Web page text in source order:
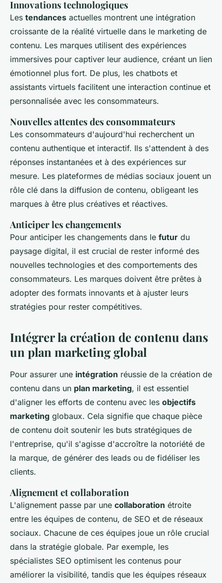
Innovations technologiques
Les tendances actuelles montrent une intégration
croissante de la réalité virtuelle dans le marketing de
contenu. Les marques utilisent des expériences
immersives pour captiver leur audience, créant un lien
émotionnel plus fort. De plus, les chatbots et
assistants virtuels facilitent une interaction continue et
personnalisée avec les consommateurs.
Nouvelles attentes des consommateurs
Les consommateurs d'aujourd'hui recherchent un
contenu authentique et interactif. Ils s'attendent à des
réponses instantanées et à des expériences sur
mesure. Les plateformes de médias sociaux jouent un
rôle clé dans la diffusion de contenu, obligeant les
marques à être plus créatives et réactives.
Anticiper les changements
Pour anticiper les changements dans le futur du
paysage digital, il est crucial de rester informé des
nouvelles technologies et des comportements des
consommateurs. Les marques doivent être prêtes à
adopter des formats innovants et à ajuster leurs
stratégies pour rester compétitives.
Intégrer la création de contenu dans
un plan marketing global
Pour assurer une intégration réussie de la création de
contenu dans un plan marketing, il est essentiel
d'aligner les efforts de contenu avec les objectifs
marketing globaux. Cela signifie que chaque pièce
de contenu doit soutenir les buts stratégiques de
l'entreprise, qu'il s'agisse d'accroître la notoriété de
la marque, de générer des leads ou de fidéliser les
clients.
Alignement et collaboration
L'alignement passe par une collaboration étroite
entre les équipes de contenu, de SEO et de réseaux
sociaux. Chacune de ces équipes joue un rôle crucial
dans la stratégie globale. Par exemple, les
spécialistes SEO optimisent les contenus pour
améliorer la visibilité, tandis que les équipes réseaux